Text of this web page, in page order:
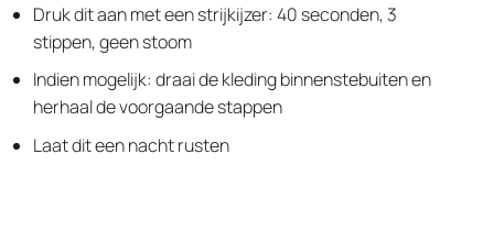
Druk dit aan met een strijkijzer: 40 seconden, 3
stippen, geen stoom
Indien mogelijk: draai de kleding binnenstebuiten en
herhaal de voorgaande stappen
Laat dit een nacht rusten